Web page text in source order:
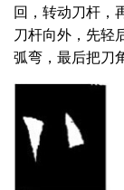
回，转动刀杆，
刀杆向外，先轻
弧弯，最后把刀